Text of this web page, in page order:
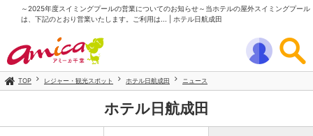
～2025年度スイミングプールの営業についてのお知らせ～当ホテルの屋外スイミングプール
は、下記のとおり営業いたします。ご利用は... | ホテル日航成田
TOP レジャー・観光スポット ホテル日航成田 ニュース
ホテル日航成田